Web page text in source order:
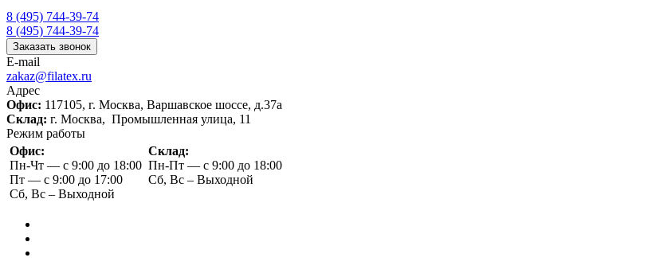
8 (495) 744-39-74
8 (495) 744-39-74
Заказать звонок
E-mail
zakaz@filatex.ru
Адрес
Офис: 117105, г. Москва, Варшавское шоссе, д.37а
Склад: г. Москва, Промышленная улица, 11
Режим работы
Офис:
Пн-Чт — с 9:00 до 18:00
Пт — с 9:00 до 17:00
Сб, Вс – Выходной
Склад:
Пн-Пт — с 9:00 до 18:00
Сб, Вс – Выходной